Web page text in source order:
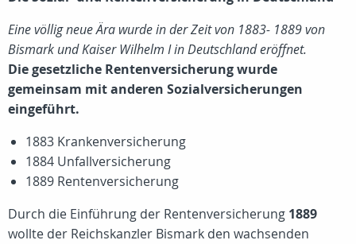
Eine völlig neue Ära wurde in der Zeit von 1883- 1889 von
Bismark und Kaiser Wilhelm I in Deutschland eröffnet.
Die gesetzliche Rentenversicherung wurde
gemeinsam mit anderen Sozialversicherungen
eingeführt.
1883 Krankenversicherung
1884 Unfallversicherung
1889 Rentenversicherung
Durch die Einführung der Rentenversicherung 1889
wollte der Reichskanzler Bismark den wachsenden